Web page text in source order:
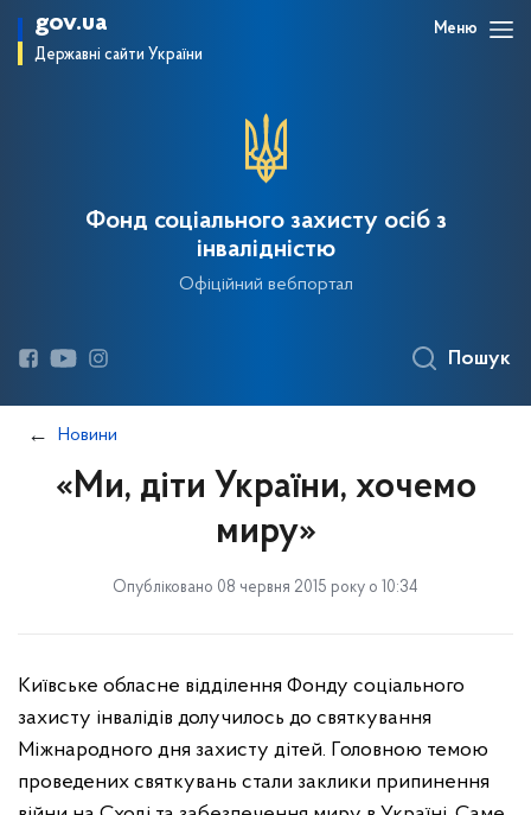
gov.ua
Державні сайти України
Меню
Фонд соціального захисту осіб з
інвалідністю
Офіційний вебпортал
Пошук
Новини
«Ми, діти України, хочемо
миру»
Опубліковано 08 червня 2015 року о 10:34
Київське обласне відділення Фонду соціального
захисту інвалідів долучилось до святкування
Міжнародного дня захисту дітей. Головною темою
проведених святкувань стали заклики припинення